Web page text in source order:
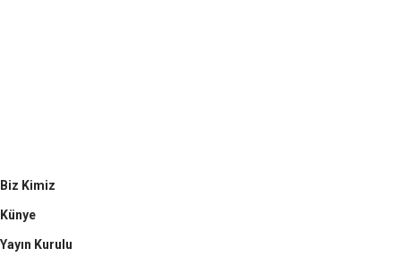
Biz Kimiz
Künye
Yayın Kurulu